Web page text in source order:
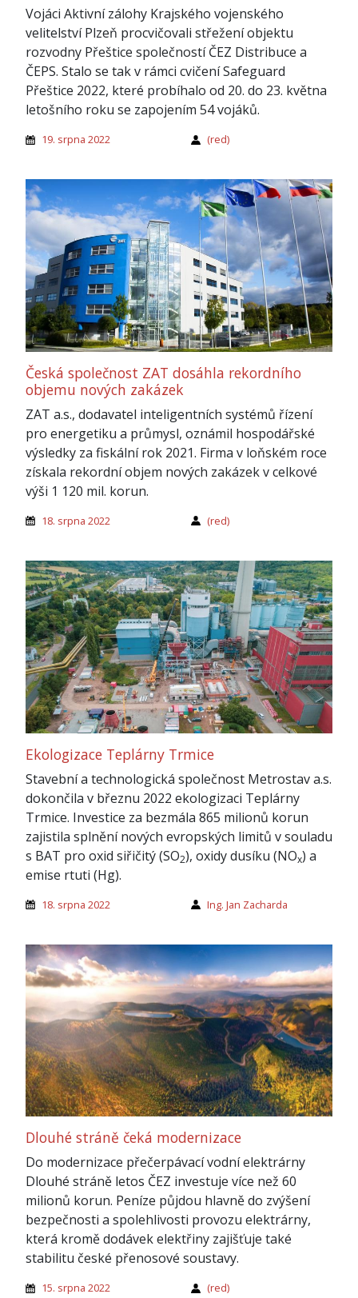
Vojáci Aktivní zálohy Krajského vojenského
velitelství Plzeň procvičovali střežení objektu
rozvodny Přeštice společností ČEZ Distribuce a
ČEPS. Stalo se tak v rámci cvičení Safeguard
Přeštice 2022, které probíhalo od 20. do 23. května
letošního roku se zapojením 54 vojáků.
19. srpna 2022 (red)
Česká společnost ZAT dosáhla rekordního
objemu nových zakázek
ZAT a.s., dodavatel inteligentních systémů řízení
pro energetiku a průmysl, oznámil hospodářské
výsledky za fiskální rok 2021. Firma v loňském roce
získala rekordní objem nových zakázek v celkové
výši 1 120 mil. korun.
18. srpna 2022 (red)
Ekologizace Teplárny Trmice
Stavební a technologická společnost Metrostav a.s.
dokončila v březnu 2022 ekologizaci Teplárny
Trmice. Investice za bezmála 865 milionů korun
zajistila splnění nových evropských limitů v souladu
s BAT pro oxid siřičitý (SO2), oxidy dusíku (NOx) a
emise rtuti (Hg).
18. srpna 2022 Ing. Jan Zacharda
Dlouhé stráně čeká modernizace
Do modernizace přečerpávací vodní elektrárny
Dlouhé stráně letos ČEZ investuje více než 60
milionů korun. Peníze půjdou hlavně do zvýšení
bezpečnosti a spolehlivosti provozu elektrárny,
která kromě dodávek elektřiny zajišťuje také
stabilitu české přenosové soustavy.
15. srpna 2022 (red)